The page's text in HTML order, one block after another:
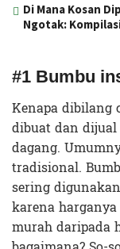
Di Mana Kosan
Ngotak:
#1 Bumbu
Kenapa dibilang
dibuat dan
dagang.
tradisional.
sering
karena
murah daripada